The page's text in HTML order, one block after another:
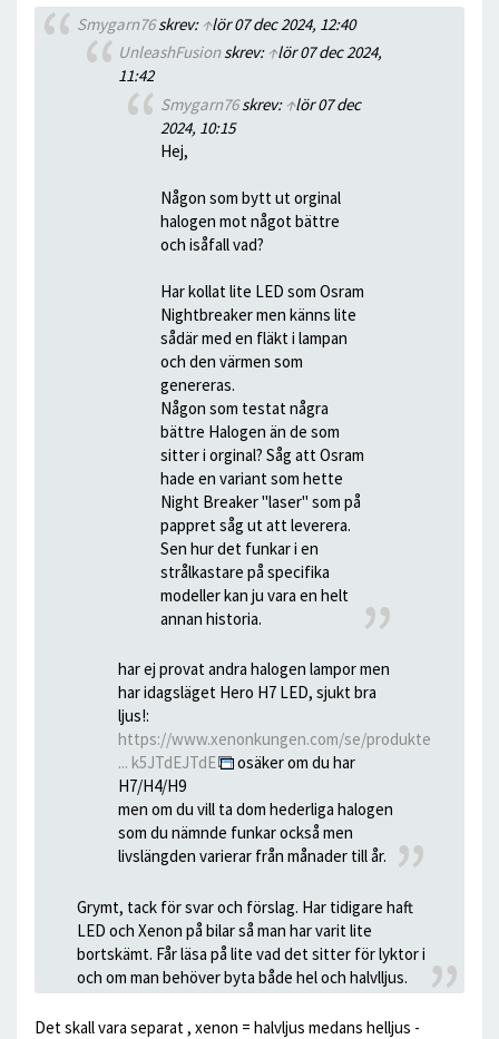
Smygarn76skrev: ↑lör 07 dec 2024, 12:40
UnleashFusionskrev: ↑lör 07 dec 2024,
11:42
Smygarn76skrev: ↑lör 07 dec
2024, 10:15
Hej,
Någon som bytt ut orginal
halogen mot något bättre
och isåfall vad?
Har kollat lite LED som Osram
Nightbreaker men känns lite
sådär med en fläkt i lampan
och den värmen som
genereras.
Någon som testat några
bättre Halogen än de som
sitter i orginal? Såg att Osram
hade en variant som hette
Night Breaker "laser" som på
pappret såg ut att leverera.
Sen hur det funkar i en
strålkastare på specifika
modeller kan ju vara en helt
annan historia.
har ej provat andra halogen lampor men
har idagsläget Hero H7 LED, sjukt bra
ljus!:
https://www.xenonkungen.com/se/produkte
... k5JTdEJTdE
osäker om du har
H7/H4/H9
men om du vill ta dom hederliga halogen
som du nämnde funkar också men
livslängden varierar från månader till år.
Grymt, tack för svar och förslag. Har tidigare haft
LED och Xenon på bilar så man har varit lite
bortskämt. Får läsa på lite vad det sitter för lyktor i
och om man behöver byta både hel och halvlljus.
Det skall vara separat , xenon = halvljus medans helljus -